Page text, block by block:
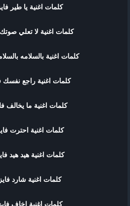
كلمات اغنية يا طير
كلمات اغنية لا تعلي
كلمات اغنية بالسلامه
كلمات اغنية راجع نفسك
كلمات اغنية ما يخالف
كلمات اغنية احترت
كلمات اغنية هيد هيد
كلمات اغنية شارد
كلمات اغنية اخاف